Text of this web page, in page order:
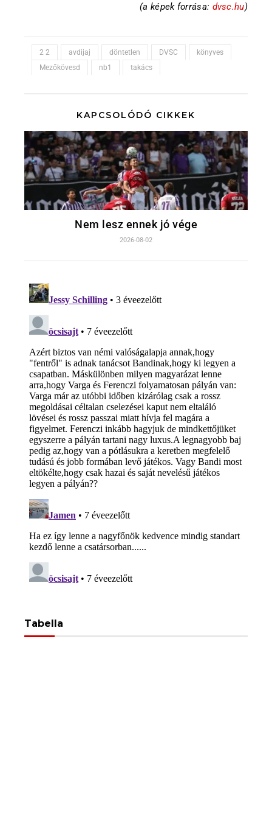
(a képek forrása: dvsc.hu)
2 2 avdijaj döntetlen DVSC
könyves
Mezőkövesd
nb1 takács
KAPCSOLÓDÓ CIKKEK
Nem lesz ennek jó vége
2026-08-02
Tabella